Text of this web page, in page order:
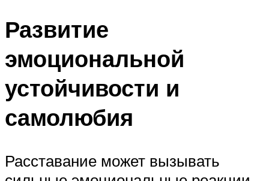
Развитие
эмоциональной
устойчивости и
самолюбия
Расставание может вызывать